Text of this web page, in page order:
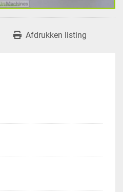
Afdrukken listing